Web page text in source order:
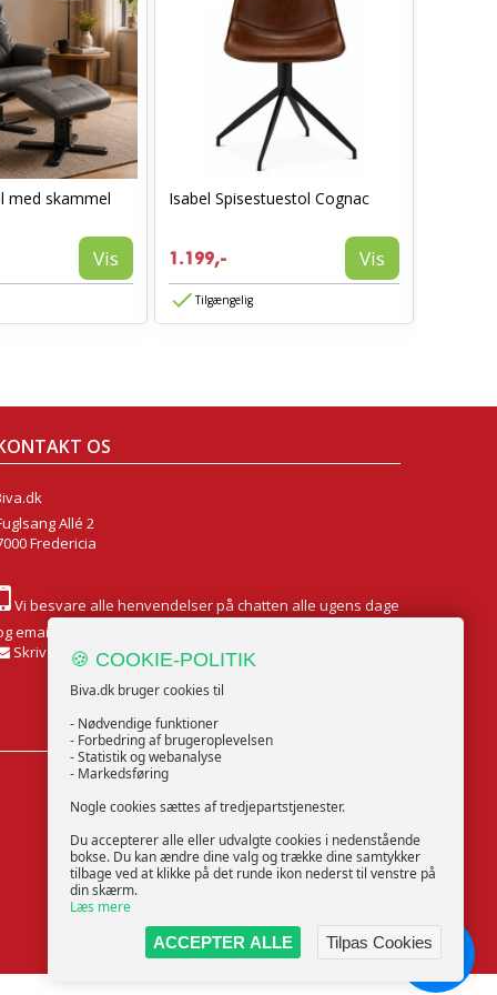
med skammel
Vis
Isabel Spisestuestol Cognac
1.199,- Vis
Tilgængelig
OS
Allé 2
Fredericia
Vi besvare alle henvendelser på chatten alle ugens dage
email Mandag til Fredag
Skriv til os
FØLG OS
🍪 COOKIE-POLITIK
Biva.dk bruger cookies til
- Nødvendige funktioner
- Forbedring af brugeroplevelsen
- Statistik og webanalyse
- Markedsføring
Nogle cookies sættes af tredjepartstjenester.
Du accepterer alle eller udvalgte cookies i nedenstående
bokse. Du kan ændre dine valg og trække dine samtykker
tilbage ved at klikke på det runde ikon nederst til venstre på
din skærm.
Læs mere
ACCEPTER ALLE
Tilpas Cookies